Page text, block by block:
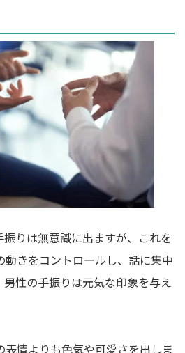
りは無意識に出ますが、これを
動きをコントロールし、話に集中
性の手振りは元気な印象を与え
情よりも色気や可愛さを出しま